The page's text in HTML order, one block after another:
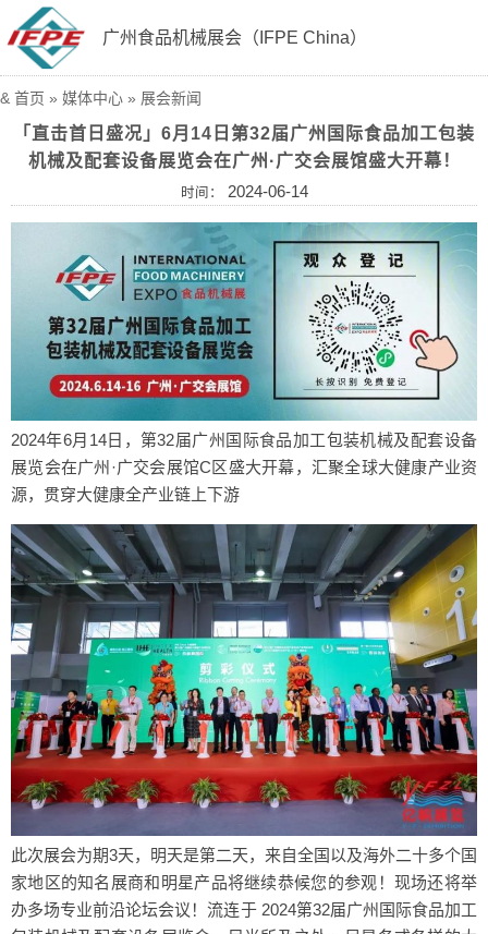
广州食品机械展会（IFPE China）
& 首页 » 媒体中心 » 展会新闻
「直击首日盛况」6月14日第32届广州国际食品加工包装
机械及配套设备展览会在广州·广交会展馆盛大开幕！
时间： 2024-06-14
2024年6月14日，第32届广州国际食品加工包装机械及配套设备
展览会在广州·广交会展馆C区盛大开幕，汇聚全球大健康产业资
源，贯穿大健康全产业链上下游
此次展会为期3天，明天是第二天，来自全国以及海外二十多个国
家地区的知名展商和明星产品将继续恭候您的参观！现场还将举
办多场专业前沿论坛会议！流连于 2024第32届广州国际食品加工